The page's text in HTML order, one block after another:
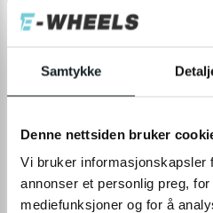
Samtykke
Denne nettsiden bruker
Vi bruker informasjonskapsler
annonser et personlig preg,
mediefunksjoner og for å
VÆLG 0,-TOGGLE
MODAL
16.990,- 11.990,-
Levering
På lager